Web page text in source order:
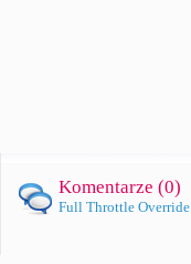
Komentarze (0)
Full Throttle Override